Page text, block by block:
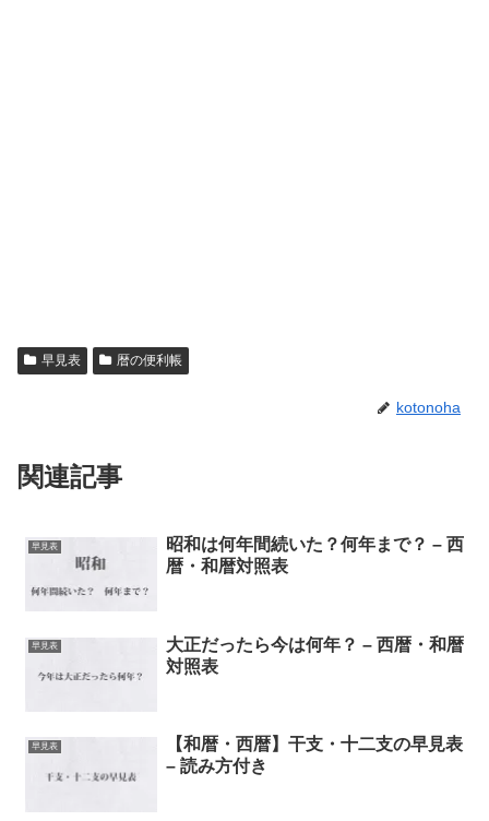
早見表 暦の便利帳
kotonoha
関連記事
早見表
昭和は何年間続いた？何年まで？ – 西
暦・和暦対照表
早見表
大正だったら今は何年？ – 西暦・和暦
対照表
早見表
【和暦・西暦】干支・十二支の早見表
– 読み方付き